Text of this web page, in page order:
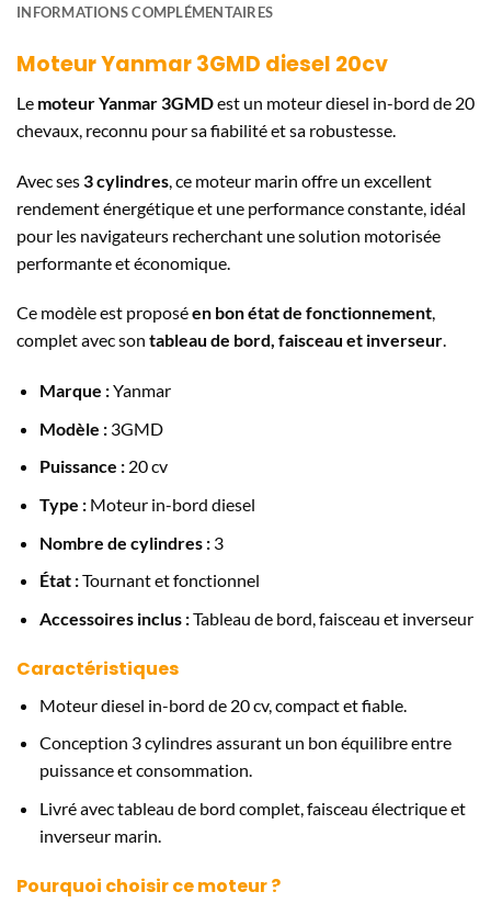
INFORMATIONS COMPLÉMENTAIRES
Moteur Yanmar 3GMD diesel 20cv
Le moteur Yanmar 3GMDest un moteur diesel in-bord de 20
chevaux, reconnu pour sa fiabilité et sa robustesse.
Avec ses3 cylindres , ce moteur marin offre un excellent
rendement énergétique et une performance constante, idéal
pour les navigateurs recherchant une solution motorisée
performante et économique.
Ce modèle est proposéen bon état de fonctionnement,
complet avec son tableau de bord, faisceau et inverseur.
Marque :Yanmar
Modèle :3GMD
Puissance :20 cv
Type :Moteur in-bord diesel
Nombre de cylindres :3
État :Tournant et fonctionnel
Accessoires inclus :Tableau de bord, faisceau et inverseur
Caractéristiques
Moteur diesel in-bord de 20 cv, compact et fiable.
Conception 3 cylindres assurant un bon équilibre entre
puissance et consommation.
Livré avec tableau de bord complet, faisceau électrique et
inverseur marin.
Pourquoi choisir ce moteur ?